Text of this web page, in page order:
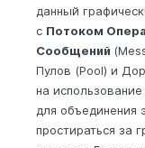
данный
с Потоком
Сообщений
Пулов (Pool) и
на использование
для
простираться за